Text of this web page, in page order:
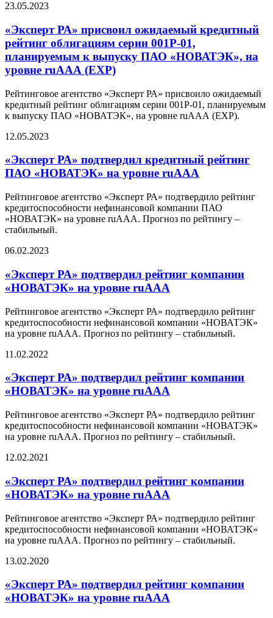
23.05.2023
«Эксперт РА» присвоил ожидаемый кредитный
рейтинг облигациям серии 001Р-01,
планируемым к выпуску ПАО «НОВАТЭК», на
уровне ruAАА (EXP)
Рейтинговое агентство «Эксперт РА» присвоило ожидаемый
кредитный рейтинг облигациям серии 001Р-01, планируемым
к выпуску ПАО «НОВАТЭК», на уровне ruAАА (EXP).
12.05.2023
«Эксперт РА» подтвердил кредитный рейтинг
ПАО «НОВАТЭК» на уровне ruAAA
Рейтинговое агентство «Эксперт РА» подтвердило рейтинг
кредитоспособности нефинансовой компании ПАО
«НОВАТЭК» на уровне ruAAА. Прогноз по рейтингу –
стабильный.
06.02.2023
«Эксперт РА» подтвердил рейтинг компании
«НОВАТЭК» на уровне ruAAA
Рейтинговое агентство «Эксперт РА» подтвердило рейтинг
кредитоспособности нефинансовой компании «НОВАТЭК»
на уровне ruAAА. Прогноз по рейтингу – стабильный.
11.02.2022
«Эксперт РА» подтвердил рейтинг компании
«НОВАТЭК» на уровне ruAAA
Рейтинговое агентство «Эксперт РА» подтвердило рейтинг
кредитоспособности нефинансовой компании «НОВАТЭК»
на уровне ruAAА. Прогноз по рейтингу – стабильный.
12.02.2021
«Эксперт РА» подтвердил рейтинг компании
«НОВАТЭК» на уровне ruAAA
Рейтинговое агентство «Эксперт РА» подтвердило рейтинг
кредитоспособности нефинансовой компании «НОВАТЭК»
на уровне ruAAА. Прогноз по рейтингу – стабильный.
13.02.2020
«Эксперт РА» подтвердил рейтинг компании
«НОВАТЭК» на уровне ruAAA